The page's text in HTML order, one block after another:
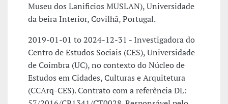
Museu dos Lanificios MUSLAN), Universidade
da beira Interior, Covilhã, Portugal.
2019-01-01 to 2024-12-31 - Investigadora do
Centro de Estudos Sociais (CES), Universidade
de Coimbra (UC), no contexto do Núcleo de
Estudos em Cidades, Culturas e Arquitetura
(CCArq-CES). Contrato com a referência DL: